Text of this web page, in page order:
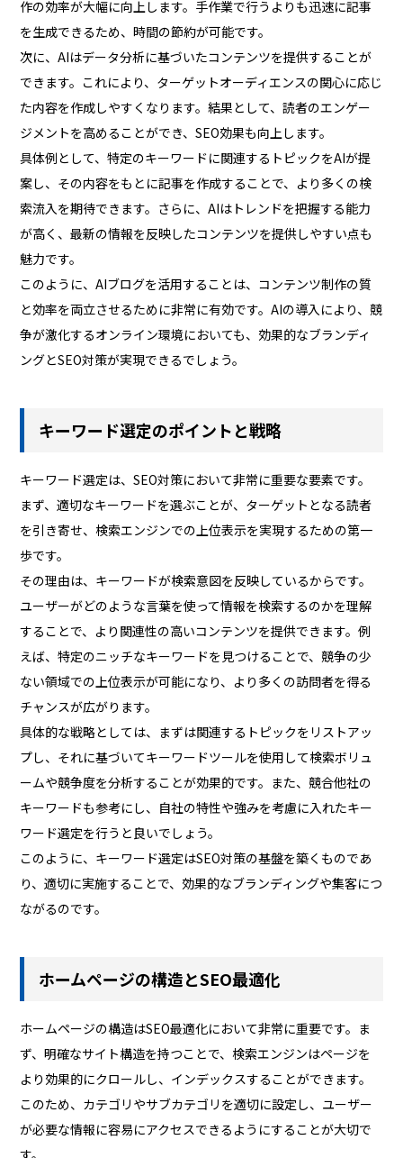
作の効率が大幅に向上します。手作業で行うよりも迅速に記事
を生成できるため、時間の節約が可能です。
次に、AIはデータ分析に基づいたコンテンツを提供することが
できます。これにより、ターゲットオーディエンスの関心に応じ
た内容を作成しやすくなります。結果として、読者のエンゲー
ジメントを高めることができ、SEO効果も向上します。
具体例として、特定のキーワードに関連するトピックをAIが提
案し、その内容をもとに記事を作成することで、より多くの検
索流入を期待できます。さらに、AIはトレンドを把握する能力
が高く、最新の情報を反映したコンテンツを提供しやすい点も
魅力です。
このように、AIブログを活用することは、コンテンツ制作の質
と効率を両立させるために非常に有効です。AIの導入により、競
争が激化するオンライン環境においても、効果的なブランディ
ングとSEO対策が実現できるでしょう。
キーワード選定のポイントと戦略
キーワード選定は、SEO対策において非常に重要な要素です。
まず、適切なキーワードを選ぶことが、ターゲットとなる読者
を引き寄せ、検索エンジンでの上位表示を実現するための第一
歩です。
その理由は、キーワードが検索意図を反映しているからです。
ユーザーがどのような言葉を使って情報を検索するのかを理解
することで、より関連性の高いコンテンツを提供できます。例
えば、特定のニッチなキーワードを見つけることで、競争の少
ない領域での上位表示が可能になり、より多くの訪問者を得る
チャンスが広がります。
具体的な戦略としては、まずは関連するトピックをリストアッ
プし、それに基づいてキーワードツールを使用して検索ボリュ
ームや競争度を分析することが効果的です。また、競合他社の
キーワードも参考にし、自社の特性や強みを考慮に入れたキー
ワード選定を行うと良いでしょう。
このように、キーワード選定はSEO対策の基盤を築くものであ
り、適切に実施することで、効果的なブランディングや集客につ
ながるのです。
ホームページの構造とSEO最適化
ホームページの構造はSEO最適化において非常に重要です。ま
ず、明確なサイト構造を持つことで、検索エンジンはページを
より効果的にクロールし、インデックスすることができます。
このため、カテゴリやサブカテゴリを適切に設定し、ユーザー
が必要な情報に容易にアクセスできるようにすることが大切で
す。